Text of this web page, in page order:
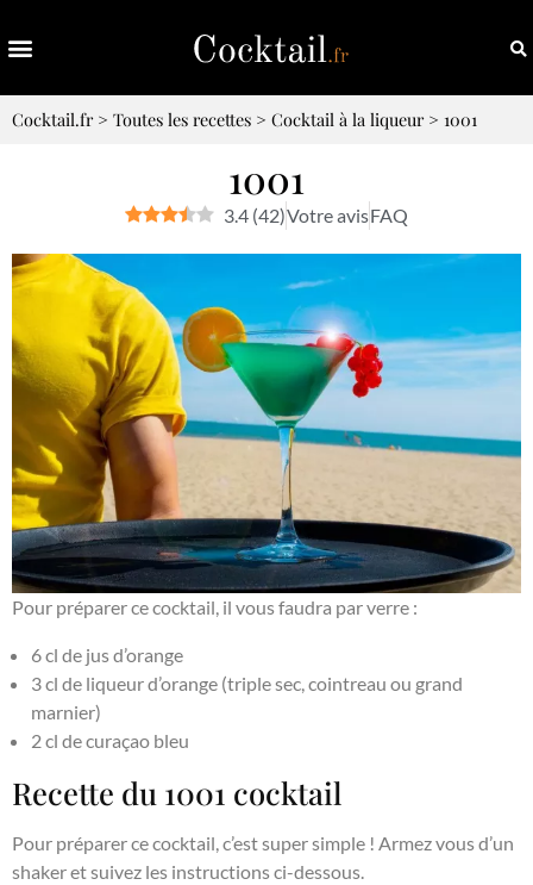
Cocktail.fr> Toutes les recettes > Cocktail à la liqueur> 1001
1001
3.4 (42)Votre avisFAQ
Pour préparer ce cocktail, il vous faudra par verre :
6 cl de jus d’orange
3 cl de liqueur d’orange (triple sec, cointreau ou grand
marnier)
2 cl de curaçao bleu
Recette du 1001 cocktail
Pour préparer ce cocktail, c’est super simple ! Armez vous d’un
shaker et suivez les instructions ci-dessous.